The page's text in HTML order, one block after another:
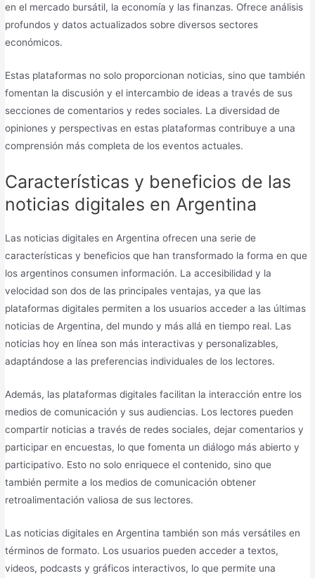
en el mercado bursátil, la economía y las finanzas. Ofrece análisis
profundos y datos actualizados sobre diversos sectores
económicos.
Estas plataformas no solo proporcionan noticias, sino que también
fomentan la discusión y el intercambio de ideas a través de sus
secciones de comentarios y redes sociales. La diversidad de
opiniones y perspectivas en estas plataformas contribuye a una
comprensión más completa de los eventos actuales.
Características y beneficios de las
noticias digitales en Argentina
Las noticias digitales en Argentina ofrecen una serie de
características y beneficios que han transformado la forma en que
los argentinos consumen información. La accesibilidad y la
velocidad son dos de las principales ventajas, ya que las
plataformas digitales permiten a los usuarios acceder a las últimas
noticias de Argentina, del mundo y más allá en tiempo real. Las
noticias hoy en línea son más interactivas y personalizables,
adaptándose a las preferencias individuales de los lectores.
Además, las plataformas digitales facilitan la interacción entre los
medios de comunicación y sus audiencias. Los lectores pueden
compartir noticias a través de redes sociales, dejar comentarios y
participar en encuestas, lo que fomenta un diálogo más abierto y
participativo. Esto no solo enriquece el contenido, sino que
también permite a los medios de comunicación obtener
retroalimentación valiosa de sus lectores.
Las noticias digitales en Argentina también son más versátiles en
términos de formato. Los usuarios pueden acceder a textos,
videos, podcasts y gráficos interactivos, lo que permite una